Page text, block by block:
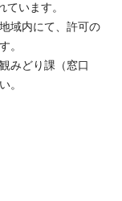
います。
域内にて、許可の
。
みどり課（窓口
。